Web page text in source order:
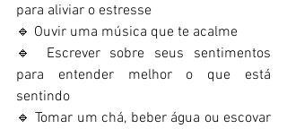
para aliviar o estresse
🔹 Ouvir uma música que te acalme
🔹 Escrever sobre seus sentimentos
para entender melhor o que está
sentindo
🔹 Tomar um chá, beber água ou escovar